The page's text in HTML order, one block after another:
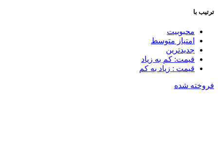
ترتیب با
محبوبیت
امتیاز متوسط
جدیدترین
قیمت: کم به زیاد
قیمت : زیاد به کم
فروخته شده